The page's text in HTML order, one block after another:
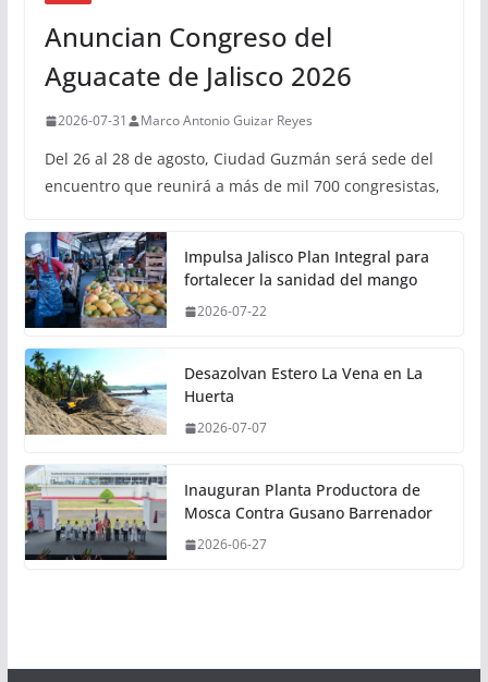
Anuncian Congreso del
Aguacate de Jalisco 2026
2026-07-31 Marco Antonio Guizar Reyes
Del 26 al 28 de agosto, Ciudad Guzmán será sede del
encuentro que reunirá a más de mil 700 congresistas,
Impulsa Jalisco Plan Integral para
fortalecer la sanidad del mango
2026-07-22
Desazolvan Estero La Vena en La
Huerta
2026-07-07
Inauguran Planta Productora de
Mosca Contra Gusano Barrenador
2026-06-27